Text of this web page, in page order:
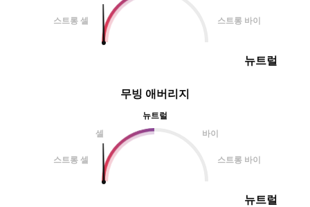
스트롱 셀 스트롱 바이
뉴트럴
무빙 애버리지
뉴트럴
셀
바이
스트롱 셀 스트롱 바이
뉴트럴